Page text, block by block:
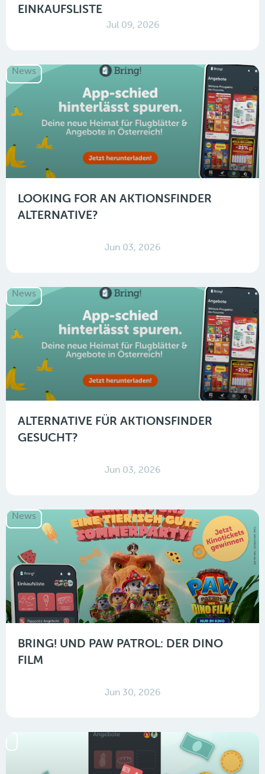
EINKAUFSLISTE
Jul 09, 2026
News
LOOKING FOR AN AKTIONSFINDER
ALTERNATIVE?
Jun 03, 2026
News
ALTERNATIVE FÜR AKTIONSFINDER
GESUCHT?
Jun 03, 2026
News
BRING! UND PAW PATROL: DER DINO
FILM
Jun 30, 2026